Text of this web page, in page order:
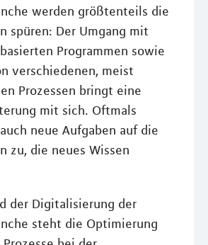
werden größtenteils die
spüren: Der Umgang mit
Programmen sowie
verschiedenen, meist
Prozessen bringt eine
mit sich. Oftmals
neue Aufgaben auf die
zu, die neues Wissen
der Digitalisierung der
steht die Optimierung